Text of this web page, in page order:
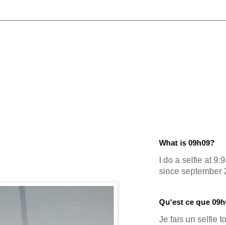
What is 09h09?
I do a selfie at
since september
Qu'est ce que
Je fais un selfie